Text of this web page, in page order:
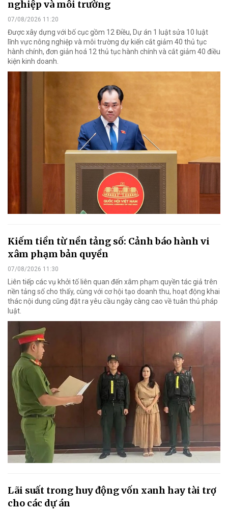
nghiệp và môi trường
07/08/2026 11:20
Được xây dựng với bố cục gồm 12 Điều, Dự án 1 luật sửa 10 luật
lĩnh vực nông nghiệp và môi trường dự kiến cắt giảm 40 thủ tục
hành chính, đơn giản hoá 12 thủ tục hành chính và cắt giảm 40 điều
kiện kinh doanh.
Kiếm tiền từ nền tảng số: Cảnh báo hành vi
xâm phạm bản quyền
07/08/2026 11:30
Liên tiếp các vụ khởi tố liên quan đến xâm phạm quyền tác giả trên
nền tảng số cho thấy, cùng với cơ hội tạo doanh thu, hoạt động khai
thác nội dung cũng đặt ra yêu cầu ngày càng cao về tuân thủ pháp
luật.
Lãi suất trong huy động vốn xanh hay tài trợ
cho các dự án